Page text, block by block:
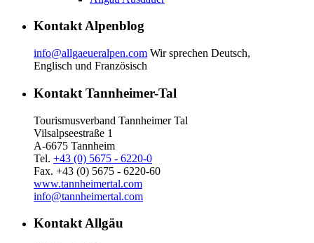
Kontakt Alpenblog
info@allgaeueralpen.com Wir sprechen Deutsch,
Englisch und Französisch
Kontakt Tannheimer-Tal
Tourismusverband Tannheimer Tal
Vilsalpseestraße 1
A-6675 Tannheim
Tel. +43 (0) 5675 - 6220-0
Fax. +43 (0) 5675 - 6220-60
www.tannheimertal.com
info@tannheimertal.com
Kontakt Allgäu